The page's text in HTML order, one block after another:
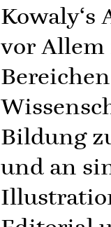
vor
Bildung
und an